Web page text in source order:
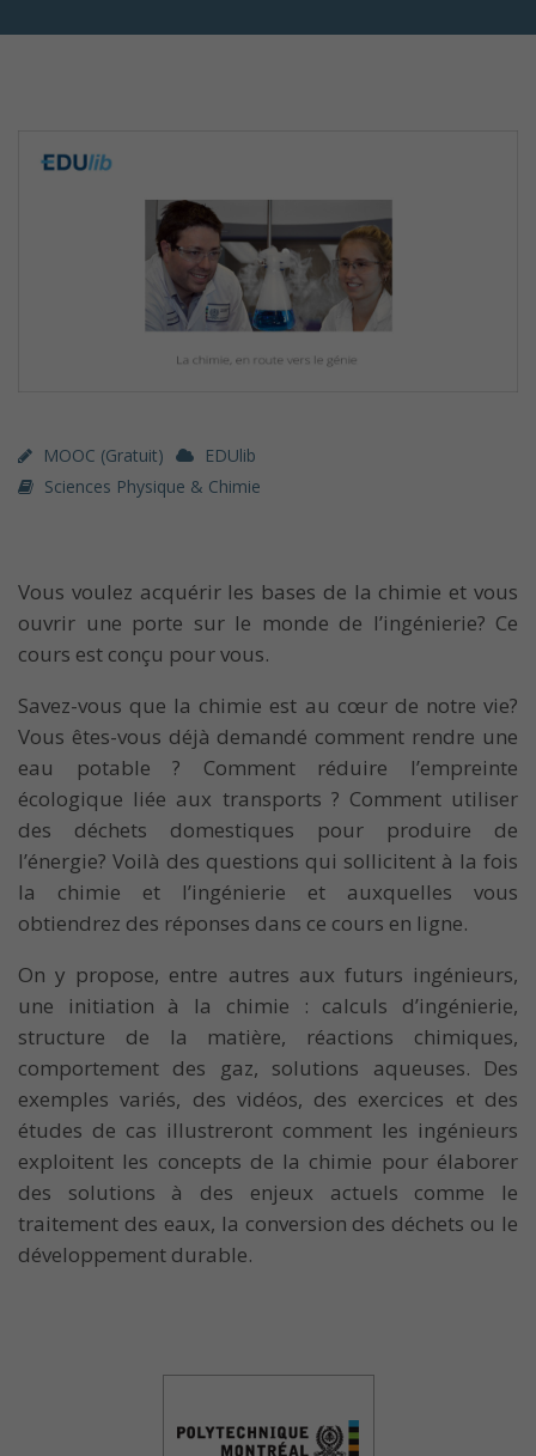
MOOC (gratuit)
EDUlib
Sciences Physique & Chimie
Vous voulez acquérir les bases de la chimie et vous
ouvrir une porte sur le monde de l’ingénierie? Ce
cours est conçu pour vous.
Savez-vous que la chimie est au cœur de notre vie?
Vous êtes-vous déjà demandé comment rendre une
eau potable ? Comment réduire l’empreinte
écologique liée aux transports ? Comment utiliser
des déchets domestiques pour produire de
l’énergie? Voilà des questions qui sollicitent à la fois
la chimie et l’ingénierie et auxquelles vous
obtiendrez des réponses dans ce cours en ligne.
On y propose, entre autres aux futurs ingénieurs,
une initiation à la chimie : calculs d’ingénierie,
structure de la matière, réactions chimiques,
comportement des gaz, solutions aqueuses. Des
exemples variés, des vidéos, des exercices et des
études de cas illustreront comment les ingénieurs
exploitent les concepts de la chimie pour élaborer
des solutions à des enjeux actuels comme le
traitement des eaux, la conversion des déchets ou le
développement durable.